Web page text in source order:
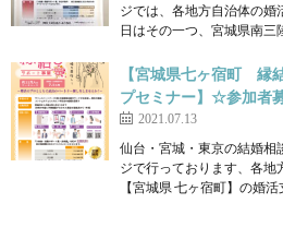
ジでは、各地方自治体の婚
日はその一つ、宮城県南
【宮城県七ヶ宿町 縁
プセミナー】☆参加者
2021.07.13
仙台・宮城・東京の結婚相
ジで行っております、各地
【宮城県 七ヶ宿町】の婚